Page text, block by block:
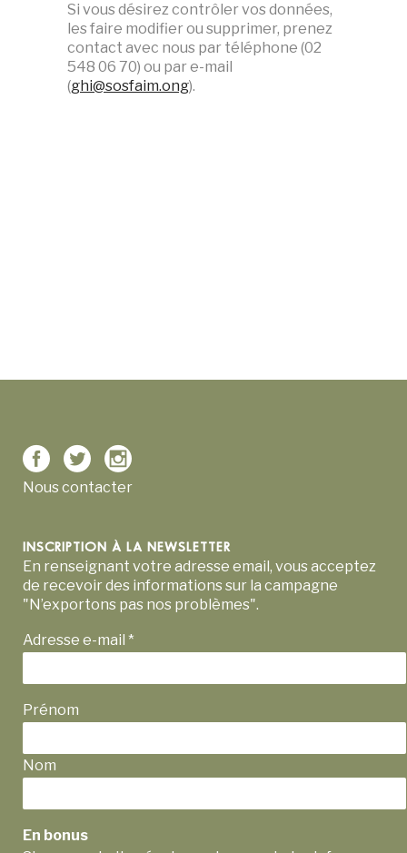
Si vous désirez contrôler vos données,
les faire modifier ou supprimer, prenez
contact avec nous par téléphone (02
548 06 70) ou par e-mail
(ghi@sosfaim.ong).
Nous contacter
INSCRIPTION À LA NEWSLETTER
En renseignant votre adresse email, vous acceptez
de recevoir des informations sur la campagne
"N’exportons pas nos problèmes".
Adresse e-mail *
Prénom
Nom
En bonus